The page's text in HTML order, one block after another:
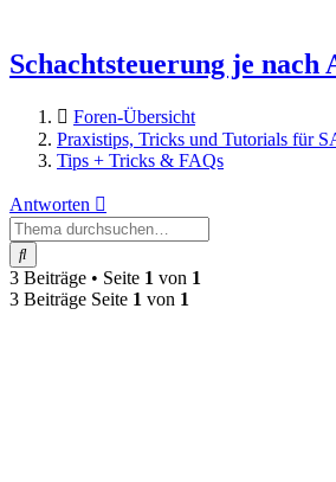
Schachtsteuerung je nach
Foren-Übersicht
Praxistips, Tricks und Tutorials für
Tips + Tricks & FAQs
Antworten
Suche
3 Beiträge • Seite 1 von 1
3 Beiträge Seite 1 von 1